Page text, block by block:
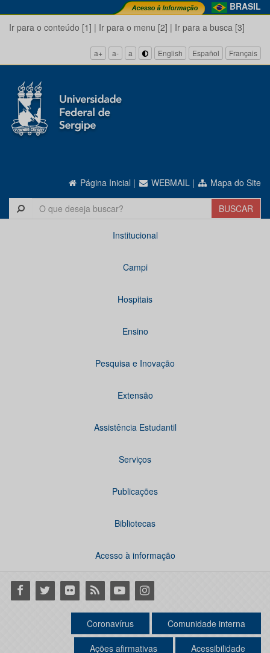
BRASIL
Ir para o conteúdo [1] | Ir para o menu [2] | Ir para a busca [3]
a+ a- a English Español Français
Página Inicial | WEBMAIL | Mapa do Site
Institucional
Campi
Hospitais
Ensino
Pesquisa e Inovação
Extensão
Assistência Estudantil
Serviços
Publicações
Bibliotecas
Acesso à informação
Facebook
Twitter Flickr RSS YoutubeInstagram
Coronavírus Comunidade interna
Ações afirmativas Acessibilidade